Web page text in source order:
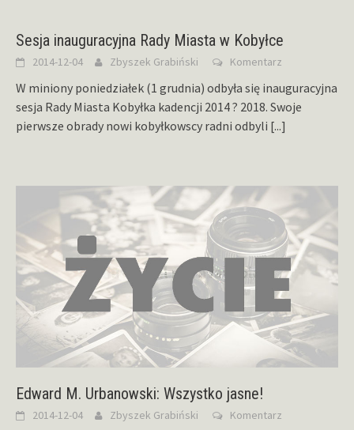
Sesja inauguracyjna Rady Miasta w Kobyłce
2014-12-04 Zbyszek Grabiński Komentarz
W miniony poniedziałek (1 grudnia) odbyła się inauguracyjna
sesja Rady Miasta Kobyłka kadencji 2014 ? 2018. Swoje
pierwsze obrady nowi kobyłkowscy radni odbyli [...]
Edward M. Urbanowski: Wszystko jasne!
2014-12-04 Zbyszek Grabiński Komentarz